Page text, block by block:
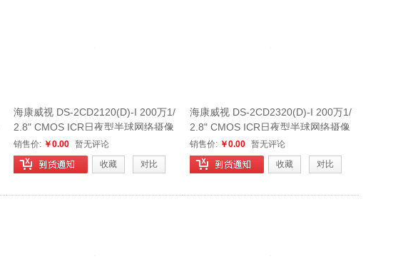
海康威视 DS-2CD2120(D)-I 200万1/
2.8" CMOS ICR日夜型半球网络摄像
机
销售价: ￥0.00 暂无评论
收藏
对比
海康威视 DS-2CD2320(D)-I 200万1/
2.8" CMOS ICR日夜型半球网络摄像
机
销售价: ￥0.00 暂无评论
收藏
对比